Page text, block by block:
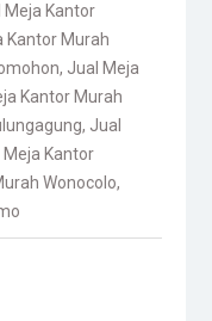
Meja Kantor
Kantor Murah
, Jual Meja
Kantor Murah
, Jual
Meja Kantor
Wonocolo,